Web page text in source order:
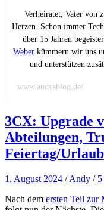
Verheiratet, Vater von
Herzen. Schon immer
über 15 Jahren
Weberkümmern wir uns
und unterstützen
www.andysblog.de/
3CX: Upgrade
Abteilungen,
Feiertag/Urlaub
1. August 2024 /Andy /
Nach dem ersten Teil